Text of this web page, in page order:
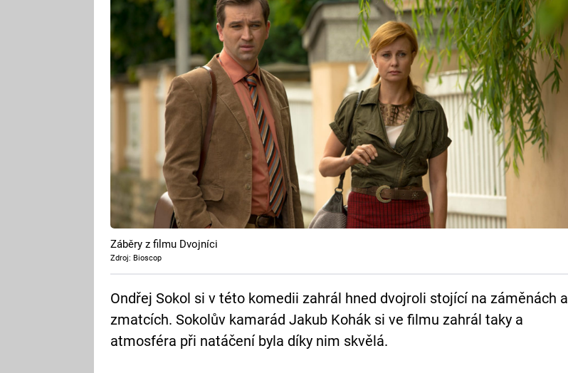
Záběry z filmu Dvojníci
Zdroj: Bioscop
Ondřej Sokol si v této komedii zahrál hned dvojroli stojící na záměnách a
zmatcích. Sokolův kamarád Jakub Kohák si ve filmu zahrál taky a
atmosféra při natáčení byla díky nim skvělá.